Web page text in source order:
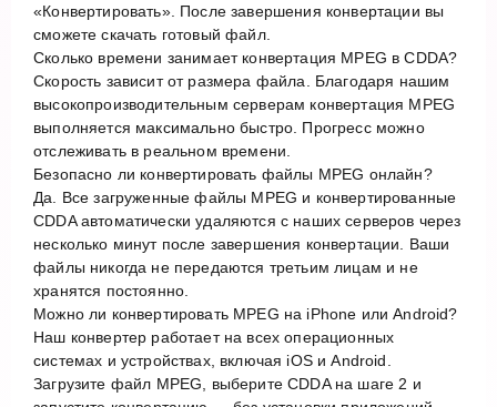
«Конвертировать». После завершения конвертации вы
сможете скачать готовый файл.
Сколько времени занимает конвертация MPEG в CDDA?
Скорость зависит от размера файла. Благодаря нашим
высокопроизводительным серверам конвертация MPEG
выполняется максимально быстро. Прогресс можно
отслеживать в реальном времени.
Безопасно ли конвертировать файлы MPEG онлайн?
Да. Все загруженные файлы MPEG и конвертированные
CDDA автоматически удаляются с наших серверов через
несколько минут после завершения конвертации. Ваши
файлы никогда не передаются третьим лицам и не
хранятся постоянно.
Можно ли конвертировать MPEG на iPhone или Android?
Наш конвертер работает на всех операционных
системах и устройствах, включая iOS и Android.
Загрузите файл MPEG, выберите CDDA на шаге 2 и